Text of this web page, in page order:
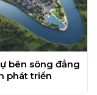
bên sông đẳng
phát triển